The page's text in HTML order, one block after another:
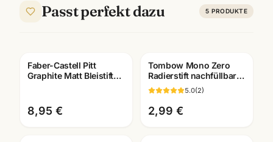
Passt perfekt dazu 5 PRODUKTE
Faber-Castell Pitt
Graphite Matt Bleistifte ·
8,95 €
Tombow Mono Zero
Radierstift nachfüllbar ·
Präzisions-Radierer ·
Mannheim
5.0(2)
2,99 €